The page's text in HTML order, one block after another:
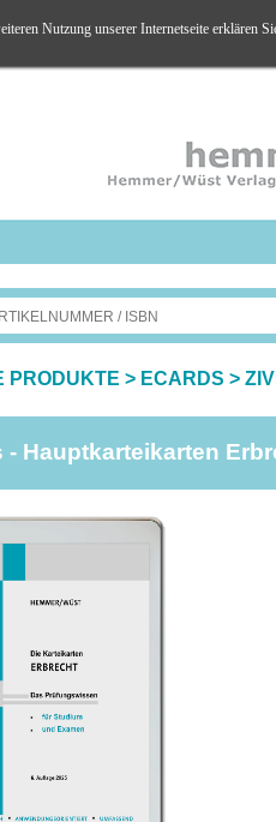
PRODUKTE > ECARDS >
- Hauptkarteikarten
Nutzung unserer Internetseite erklären